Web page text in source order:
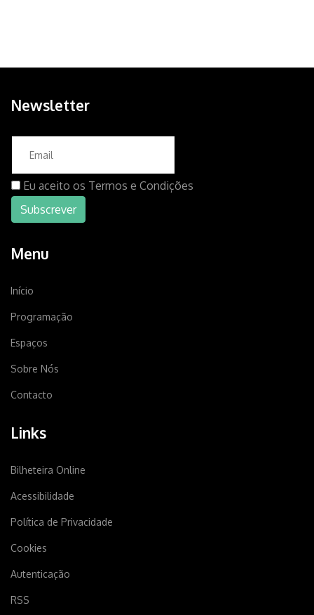
Newsletter
Eu aceito os Termos e Condições
Menu
Início
Programação
Espaços
Sobre Nós
Contacto
Links
Bilheteira Online
Acessibilidade
Política de Privacidade
Cookies
Autenticação
RSS